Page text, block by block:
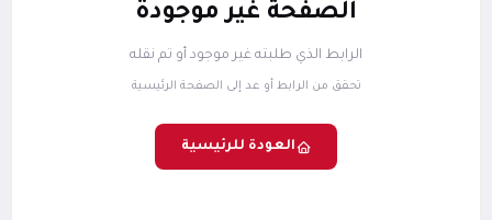
الصفحة غير موجودة
الرابط الذي طلبته غير موجود أو تم نقله
تحقق من الرابط أو عد إلى الصفحة الرئيسية
العودة للرئيسية